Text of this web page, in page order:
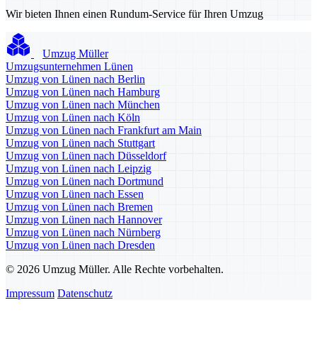
Wir bieten Ihnen einen Rundum-Service für Ihren Umzug
Umzug Müller
Umzugsunternehmen Lünen
Umzug von Lünen nach Berlin
Umzug von Lünen nach Hamburg
Umzug von Lünen nach München
Umzug von Lünen nach Köln
Umzug von Lünen nach Frankfurt am Main
Umzug von Lünen nach Stuttgart
Umzug von Lünen nach Düsseldorf
Umzug von Lünen nach Leipzig
Umzug von Lünen nach Dortmund
Umzug von Lünen nach Essen
Umzug von Lünen nach Bremen
Umzug von Lünen nach Hannover
Umzug von Lünen nach Nürnberg
Umzug von Lünen nach Dresden
© 2026 Umzug Müller. Alle Rechte vorbehalten.
Impressum Datenschutz